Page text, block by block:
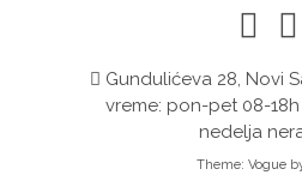
Gundulićeva 28, Novi
vreme: pon-pet 08-18h
nedelja
Theme: Vogue